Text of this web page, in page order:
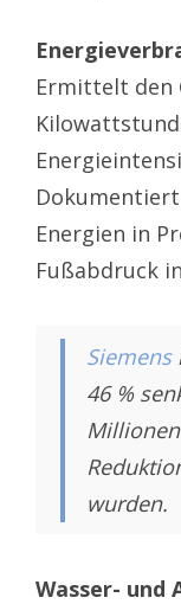
Ermittelt den
Energien in
Fußabdruck
Siemens
46 %
Millionen
wurden.
Wasser- und